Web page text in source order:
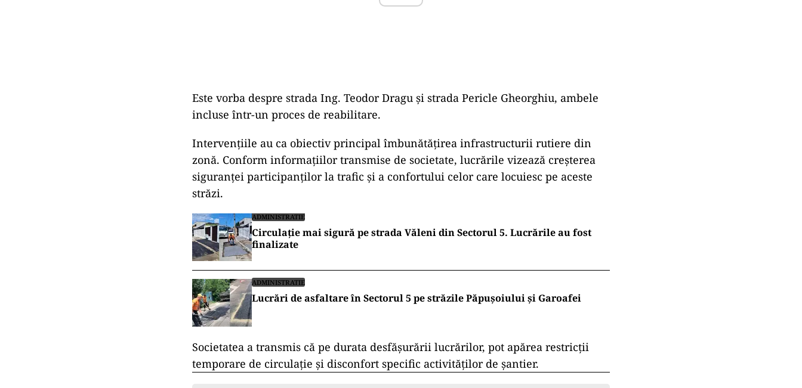
Este vorba despre strada Ing. Teodor Dragu și strada Pericle Gheorghiu, ambele
incluse într-un proces de reabilitare.
Intervențiile au ca obiectiv principal îmbunătățirea infrastructurii rutiere din
zonă. Conform informațiilor transmise de societate, lucrările vizează creșterea
siguranței participanților la trafic și a confortului celor care locuiesc pe aceste
străzi.
ADMINISTRATIE
Circulație mai sigură pe strada Văleni din Sectorul 5. Lucrările au fost
finalizate
ADMINISTRATIE
Lucrări de asfaltare în Sectorul 5 pe străzile Păpușoiului și Garoafei
Societatea a transmis că pe durata desfășurării lucrărilor, pot apărea restricții
temporare de circulație și disconfort specific activităților de șantier.